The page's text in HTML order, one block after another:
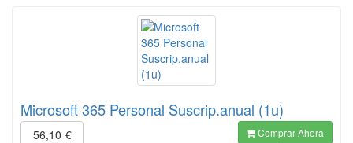
Microsoft 365 Personal Suscrip.anual (1u)
56,10 € Comprar Ahora